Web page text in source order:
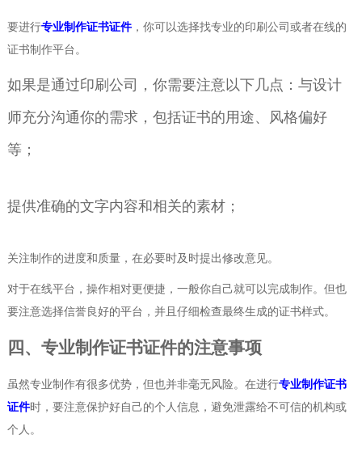
要进行专业制作证书证件，你可以选择找专业的印刷公司或者在线的
证书制作平台。
如果是通过印刷公司，你需要注意以下几点：与设计
师充分沟通你的需求，包括证书的用途、风格偏好
等；
提供准确的文字内容和相关的素材；
关注制作的进度和质量，在必要时及时提出修改意见。
对于在线平台，操作相对更便捷，一般你自己就可以完成制作。但也
要注意选择信誉良好的平台，并且仔细检查最终生成的证书样式。
四、专业制作证书证件的注意事项
虽然专业制作有很多优势，但也并非毫无风险。在进行专业制作证书
证件时，要注意保护好自己的个人信息，避免泄露给不可信的机构或
个人。